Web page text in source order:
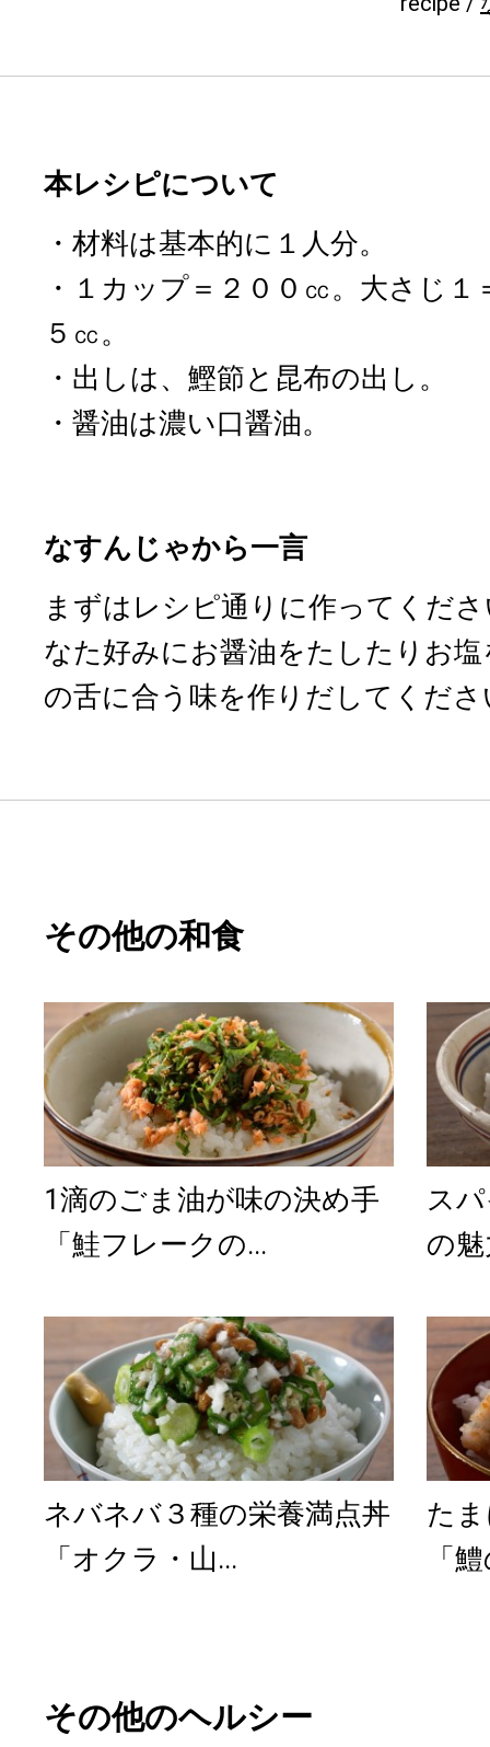
本レシピについて
・材料は基本的に１人分。
・１カップ＝２００㏄。大さじ
５㏄。
・出しは、鰹節と昆布の出し。
・醤油は濃い口醤油。
なすんじゃから一言
まずはレシピ通りに作ってくだ
なた好みにお醤油をたしたりお
の舌に合う味を作りだしてくださ
その他の和食
1滴のごま油が味の決め手
「鮭フレークの...
ス
の
ネバネバ３種の栄養満点丼
「オクラ・山...
た
「
その他のヘルシー